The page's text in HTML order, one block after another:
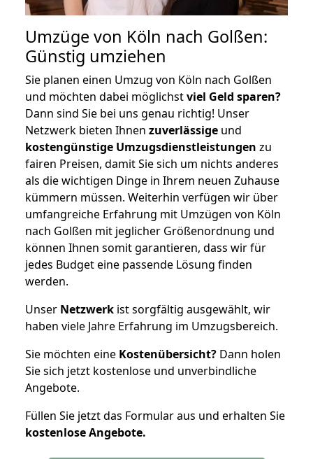
Umzüge von Köln nach Golßen:
Günstig umziehen
Sie planen einen Umzug von Köln nach Golßen
und möchten dabei möglichstviel Geld sparen?
Dann sind Sie bei uns genau richtig! Unser
Netzwerk bieten Ihnen zuverlässige und
kostengünstige Umzugsdienstleistungen zu
fairen Preisen, damit Sie sich um nichts anderes
als die wichtigen Dinge in Ihrem neuen Zuhause
kümmern müssen. Weiterhin verfügen wir über
umfangreiche Erfahrung mit Umzügen von Köln
nach Golßen mit jeglicher Größenordnung und
können Ihnen somit garantieren, dass wir für
jedes Budget eine passende Lösung finden
werden.
Unser Netzwerk ist sorgfältig ausgewählt, wir
haben viele Jahre Erfahrung im Umzugsbereich.
Sie möchten eine Kostenübersicht? Dann holen
Sie sich jetzt kostenlose und unverbindliche
Angebote.
Füllen Sie jetzt das Formular aus und erhalten Sie
kostenloseAngebote.